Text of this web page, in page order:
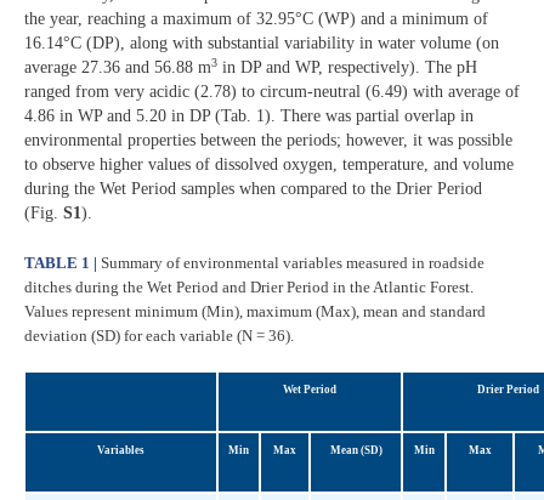
the year, reaching a maximum of 32.95°C (WP) and a minimum of
16.14°C (DP), along with substantial variability in water volume (on
average 27.36 and 56.88 m3 in DP and WP, respectively). The pH
ranged from very acidic (2.78) to circum-neutral (6.49) with average of
4.86 in WP and 5.20 in DP (Tab. 1). There was partial overlap in
environmental properties between the periods; however, it was possible
to observe higher values of dissolved oxygen, temperature, and volume
during the Wet Period samples when compared to the Drier Period
(Fig. S1).
TABLE 1 | Summary of environmental variables measured in roadside
ditches during the Wet Period and Drier Period in the Atlantic Forest.
Values represent minimum (Min), maximum (Max), mean and standard
deviation (SD) for each variable (N = 36).
Wet Period Drier Period
Variables Min Max Mean (SD) Min Max